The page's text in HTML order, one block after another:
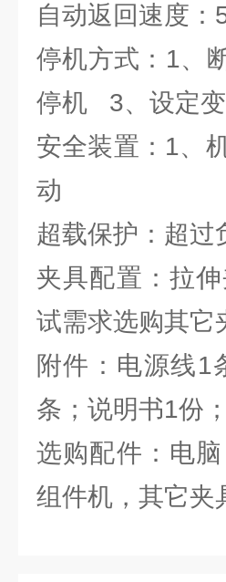
自动返回速度：
停机方式：1、
停机 3、设定
安全装置：1、
动
超载保护：超过
夹具配置：拉
试需求选购其它
附件：电源线1
条；说明书1份
选购配件：电
组件机，其它夹